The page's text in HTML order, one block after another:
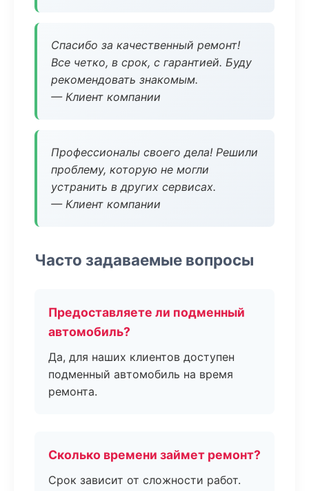
Спасибо за качественный ремонт!
Все четко, в срок, с гарантией. Буду
рекомендовать знакомым.
— Клиент компании
Профессионалы своего дела! Решили
проблему, которую не могли
устранить в других сервисах.
— Клиент компании
Часто задаваемые вопросы
Предоставляете ли подменный
автомобиль?
Да, для наших клиентов доступен
подменный автомобиль на время
ремонта.
Сколько времени займет ремонт?
Срок зависит от сложности работ.